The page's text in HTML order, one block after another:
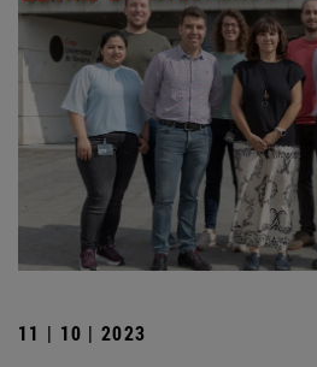
11 | 10 | 2023